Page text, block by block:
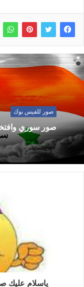
صور للفيس بوك
صور سوري
ياسلام عليك